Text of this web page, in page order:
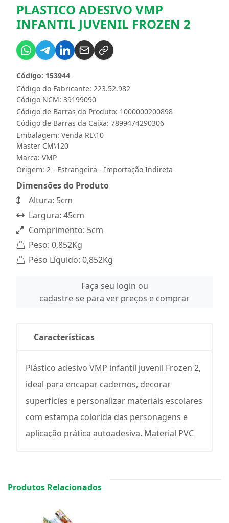
PLASTICO ADESIVO VMP
INFANTIL JUVENIL FROZEN 2
Código do Fabricante: 223.52.982
Código: 153944
Código NCM: 39199090
Código de Barras do Produto: 1000000200898
Código de Barras da Caixa: 7899474290306
Embalagem: Venda RL\10
Master CM\120
Marca: VMP
Origem: 2 - Estrangeira - Importação Indireta
Dimensões do Produto
Altura: 5cm
Largura: 45cm
Comprimento: 5cm
Peso: 0,852Kg
Peso Líquido: 0,852Kg
Faça seu login ou
cadastre-se para ver preços e comprar
Características
Plástico adesivo VMP infantil juvenil Frozen 2,
ideal para encapar cadernos, decorar
superfícies e personalizar materiais escolares
com estampa colorida das personagens e
aplicação prática autoadesiva. Material PVC
Produtos Relacionados